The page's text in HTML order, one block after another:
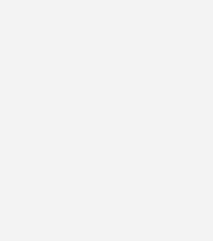
Speicher
Bundesverbandes
des
im Mittelpunkt. Die